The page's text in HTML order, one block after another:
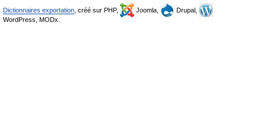
Dictionnaires exportation , créé sur PHP, Joomla,
Drupal,
WordPress, MODx.